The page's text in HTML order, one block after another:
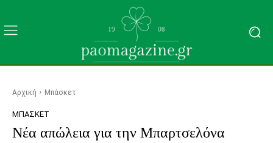
Αρχική Μπάσκετ
ΜΠΆΣΚΕΤ
Νέα απώλεια για την Μπαρτσελόνα